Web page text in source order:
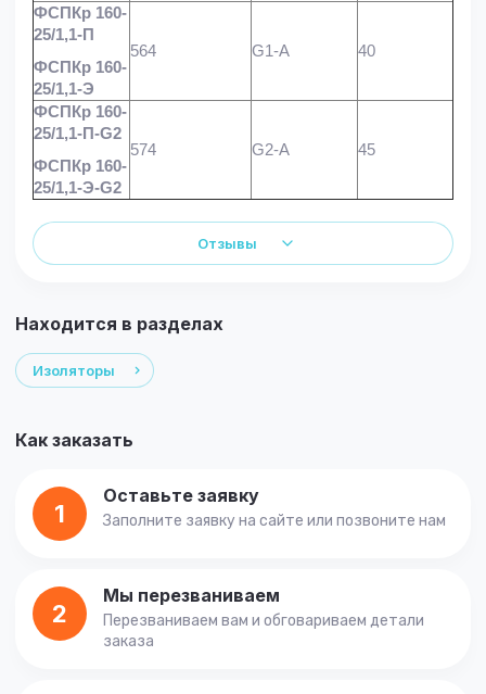
ФСПКр 160-
25/1,1-П
ФСПКр 160-
25/1,1-Э
564 G1-A 40
ФСПКр 160-
25/1,1-П-G2
ФСПКр 160-
25/1,1-Э-G2
574 G2-A 45
Отзывы
Находится в разделах
Изоляторы
Как заказать
1
Оставьте заявку
Заполните заявку на сайте или позвоните нам
2
Мы перезваниваем
Перезваниваем вам и обговариваем детали
заказа